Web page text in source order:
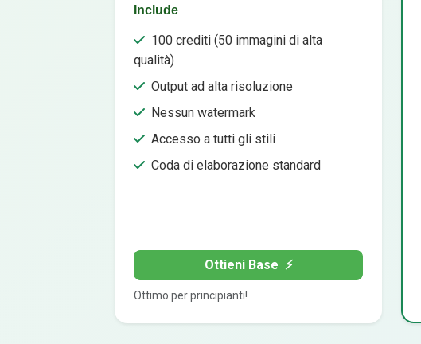
Include
100 crediti (50 immagini di alta
qualità)
Output ad alta risoluzione
Nessun watermark
Accesso a tutti gli stili
Coda di elaborazione standard
Ottieni Base ⚡
Ottimo per principianti!